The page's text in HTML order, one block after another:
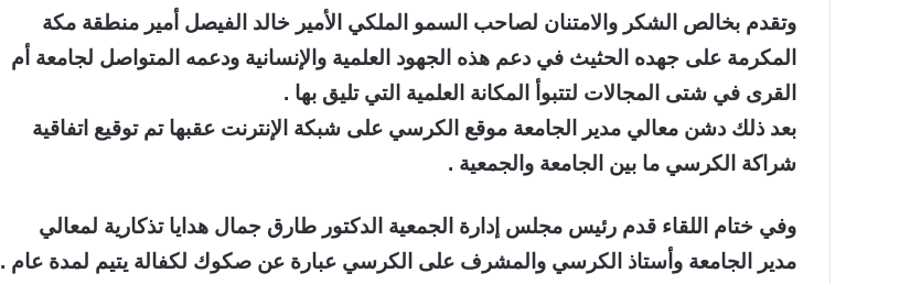
وتقدم بخالص الشكر والامتنان لصاحب السمو الملكي الأمير خالد الفيصل أمير منطقة مكة
المكرمة على جهده الحثيث في دعم هذه الجهود العلمية والإنسانية ودعمه المتواصل لجامعة أم
القرى في شتى المجالات لتتبوأ المكانة العلمية التي تليق بها .
بعد ذلك دشن معالي مدير الجامعة موقع الكرسي على شبكة الإنترنت عقبها تم توقيع اتفاقية
شراكة الكرسي ما بين الجامعة والجمعية .
وفي ختام اللقاء قدم رئيس مجلس إدارة الجمعية الدكتور طارق جمال هدايا تذكارية لمعالي
مدير الجامعة وأستاذ الكرسي والمشرف على الكرسي عبارة عن صكوك لكفالة يتيم لمدة عام .